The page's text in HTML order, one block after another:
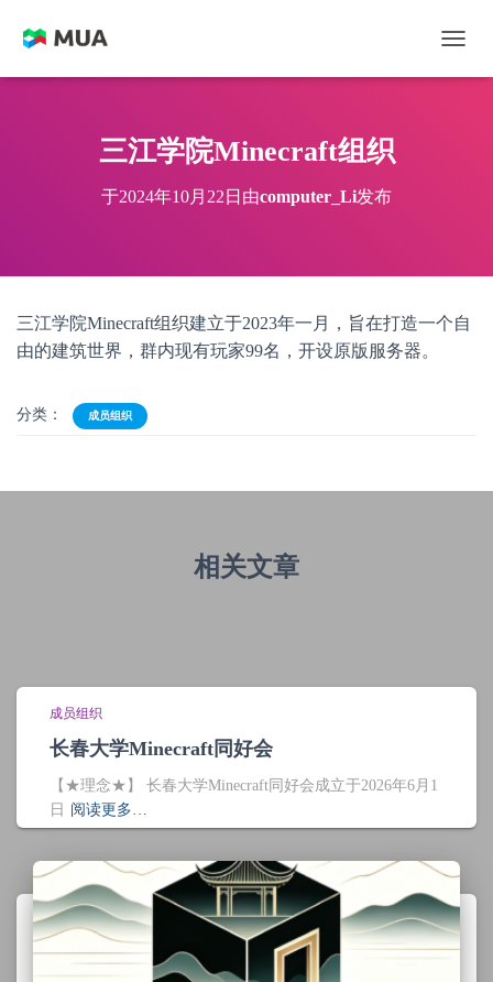
三江学院Minecraft组织
于2024年10月22日 由computer_Li发布
三江学院Minecraft组织建立于2023年一月，旨在打造一个自
由的建筑世界，群内现有玩家99名，开设原版服务器。
分类： 成员组织
相关文章
成员组织
长春大学Minecraft同好会
【★理念★】 长春大学Minecraft同好会成立于2026年6月1
日 阅读更多…